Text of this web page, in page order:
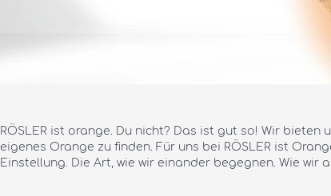
RÖSLER ist orange. Du nicht? Das ist gut so! Wir
eigenes Orange zu finden. Für uns bei RÖSLER ist
Einstellung. Die Art, wie wir einander begegnen. Wie wir